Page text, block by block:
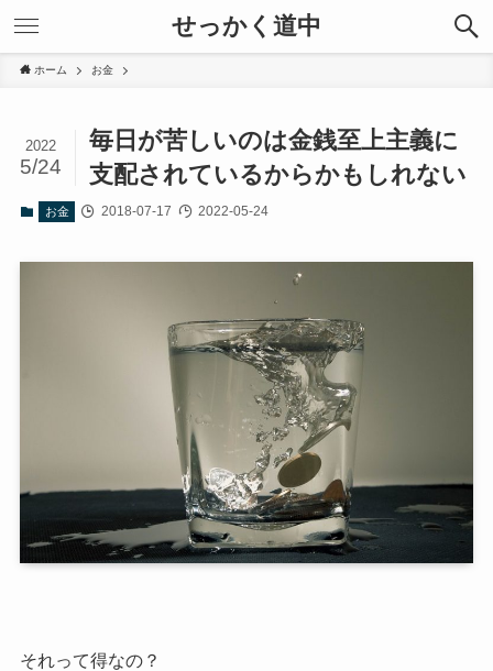
せっかく道中
ホーム お金
毎日が苦しいのは金銭至上主義に
支配されているからかもしれない
2022
5/24
お金 2018-07-17 2022-05-24
それって得なの？